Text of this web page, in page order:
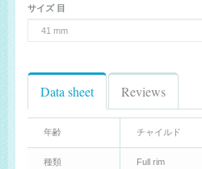
サイズ 目
Data sheet Reviews
年齢 チャイルド
種類 Full rim